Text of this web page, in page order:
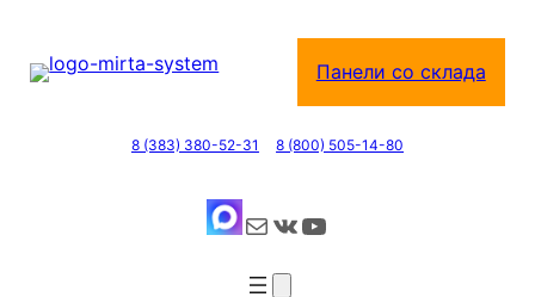
содержимому
Панели со склада
8 (383) 380-52-31 8 (800) 505-14-80
Почта ВКонтакте YouTube